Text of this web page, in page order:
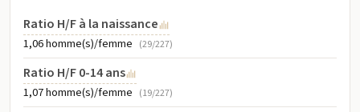
Ratio H/F à la naissance
1,06 homme(s)/femme (29/227)
Ratio H/F 0-14 ans
1,07 homme(s)/femme (19/227)